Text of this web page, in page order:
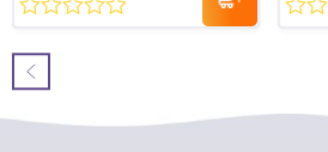
из
5